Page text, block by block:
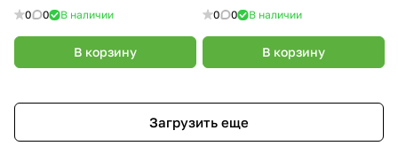
0 0 В наличии
В корзину
СОП
0 0 В наличии
В корзину
Загрузить еще